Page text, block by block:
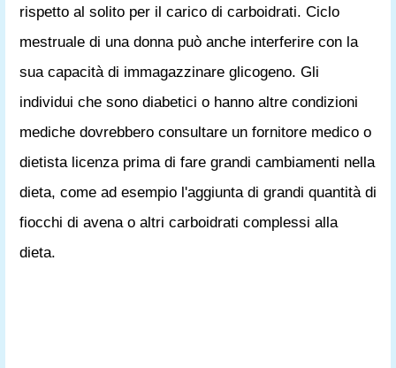
rispetto al solito per il carico di carboidrati. Ciclo
mestruale di una donna può anche interferire con la
sua capacità di immagazzinare glicogeno. Gli
individui che sono diabetici o hanno altre condizioni
mediche dovrebbero consultare un fornitore medico o
dietista licenza prima di fare grandi cambiamenti nella
dieta, come ad esempio l'aggiunta di grandi quantità di
fiocchi di avena o altri carboidrati complessi alla
dieta.